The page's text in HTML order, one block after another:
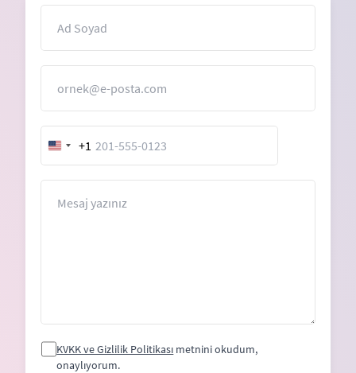
United
States
+1
KVKK ve Gizlilik Politikası metnini okudum,
onaylıyorum.